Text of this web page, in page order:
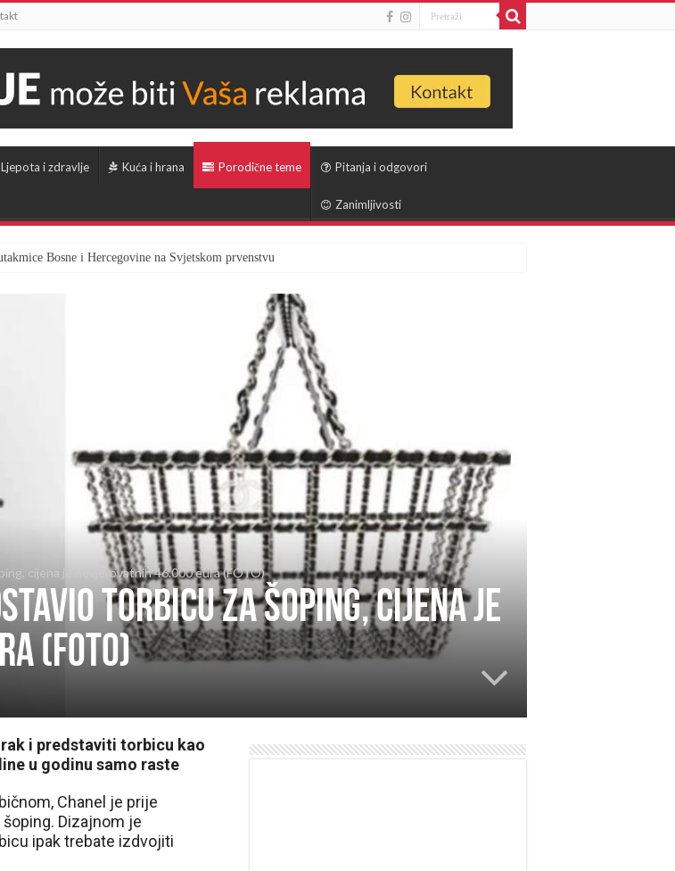
Ljepota i zdravlje Kuća i hrana Porodične teme Pitanja i odgovori
Zanimljivosti
Bosne i Hercegovine na Svjetskom prvenstvu
cijena je nevjerovatnih 46.000 eura (FOTO)
torbicu za šoping, cijena je
(FOTO)
i predstaviti torbicu kao
u godinu samo raste
Chanel je prije
Dizajnom je
ipak trebate izdvojiti